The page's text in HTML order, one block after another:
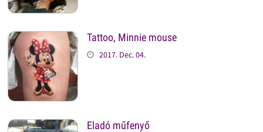
Tattoo, Minnie mouse
2017. Dec. 04.
Eladó műfenyő